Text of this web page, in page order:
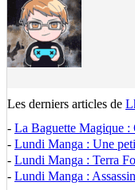
Les derniers articles de
- La Baguette Magique :
- Lundi Manga : Une
- Lundi Manga : Terra
- Lundi Manga :